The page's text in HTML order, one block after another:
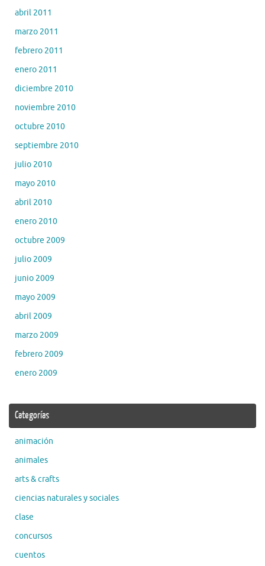
abril 2011
marzo 2011
febrero 2011
enero 2011
diciembre 2010
noviembre 2010
octubre 2010
septiembre 2010
julio 2010
mayo 2010
abril 2010
enero 2010
octubre 2009
julio 2009
junio 2009
mayo 2009
abril 2009
marzo 2009
febrero 2009
enero 2009
Categorías
animación
animales
arts & crafts
ciencias naturales y sociales
clase
concursos
cuentos